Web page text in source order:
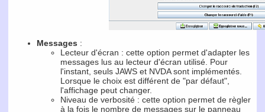
Messages :
Lecteur d'écran : cette option permet d'adapter les
messages lus au lecteur d'écran utilisé. Pour
l'instant, seuls JAWS et NVDA sont implémentés.
Lorsque le choix est différent de "par défaut",
l'affichage peut changer.
Niveau de verbosité : cette option permet de règler
à la fois le nombre de messages sur le panneau